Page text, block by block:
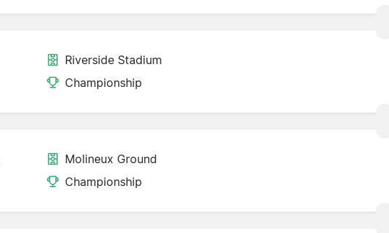
Riverside Stadium
Championship
Molineux Ground
Championship